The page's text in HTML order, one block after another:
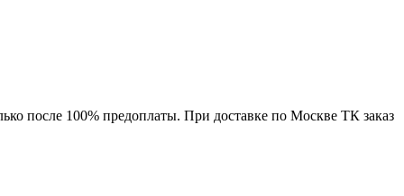
после 100% предоплаты. При доставке по Москве ТК заказ